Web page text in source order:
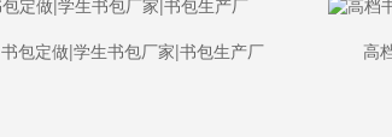
书包定做|学生书包厂家|书包生产厂 高